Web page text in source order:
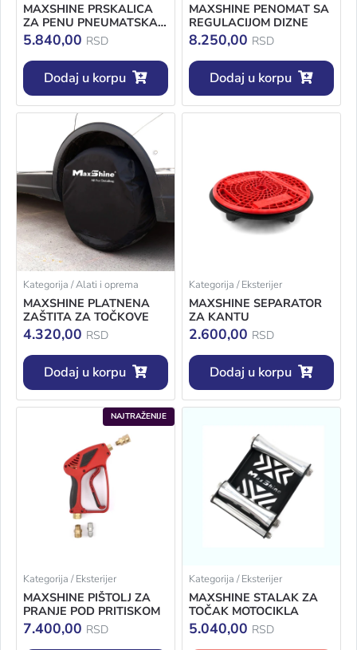
MAXSHINE PRSKALICA
ZA PENU PNEUMATSKA
1L
5.840,00 RSD
Dodaj u korpu
MAXSHINE PENOMAT SA
REGULACIJOM DIZNE
8.250,00 RSD
Dodaj u korpu
Kategorija / Alati i oprema
MAXSHINE PLATNENA
ZAŠTITA ZA TOČKOVE
4.320,00 RSD
Dodaj u korpu
Kategorija / Eksterijer
MAXSHINE SEPARATOR
ZA KANTU
2.600,00 RSD
Dodaj u korpu
Kategorija / Eksterijer
MAXSHINE PIŠTOLJ ZA
PRANJE POD PRITISKOM
NAJTRAŽENIJE
7.400,00 RSD
Kategorija / Eksterijer
MAXSHINE STALAK ZA
TOČAK MOTOCIKLA
5.040,00 RSD